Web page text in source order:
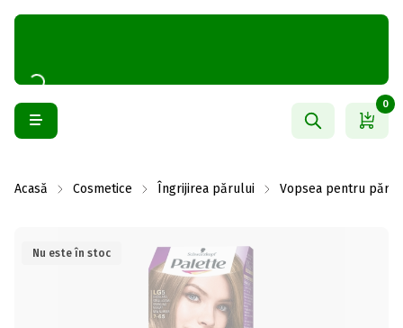
0
Acasă Cosmetice Îngrijirea părului Vopsea pentru păr
Nu este în stoc